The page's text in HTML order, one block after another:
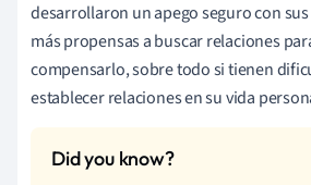
desarrollaron un apego seguro con
más propensas a buscar relaciones
compensarlo, sobre todo si tienen
establecer relaciones en su vida